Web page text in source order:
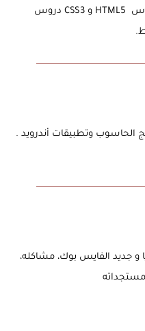
مكتبة لأفضل المقالات المتعلقة بـدروس HTML5 و CSS3 دروس
الحاسوب وتطبيقات أندرويد .
و جديد الفايس بوك، مشاكله،